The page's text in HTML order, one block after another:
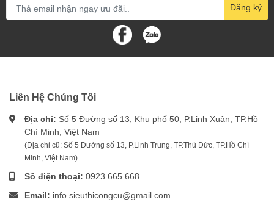
Đăng ký
Liên Hệ Chúng Tôi
Địa chỉ: Số 5 Đường số 13, Khu phố 50, P.Linh Xuân, TP.Hồ
Chí Minh, Việt Nam
(Địa chỉ cũ: Số 5 Đường số 13, P.Linh Trung, TP.Thủ Đức, TP.Hồ Chí
Minh, Việt Nam)
Số điện thoại: 0923.665.668
Email: info.sieuthicongcu@gmail.com